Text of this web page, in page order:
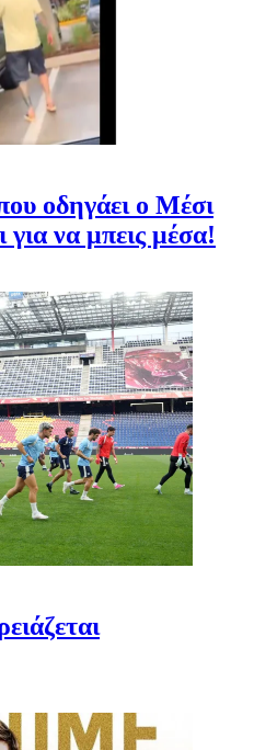
οδηγάει ο Μέσι
για να μπεις μέσα!